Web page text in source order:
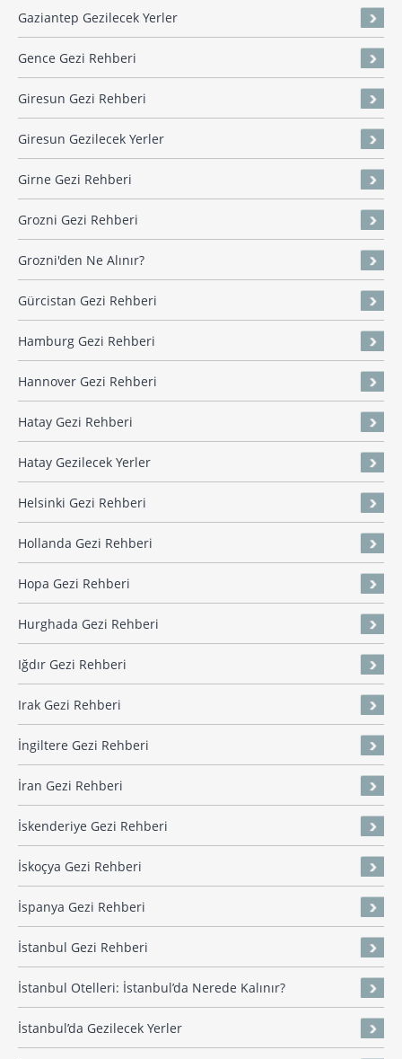
Gaziantep Gezilecek Yerler
Gence Gezi Rehberi
Giresun Gezi Rehberi
Giresun Gezilecek Yerler
Girne Gezi Rehberi
Grozni Gezi Rehberi
Grozni'den Ne Alınır?
Gürcistan Gezi Rehberi
Hamburg Gezi Rehberi
Hannover Gezi Rehberi
Hatay Gezi Rehberi
Hatay Gezilecek Yerler
Helsinki Gezi Rehberi
Hollanda Gezi Rehberi
Hopa Gezi Rehberi
Hurghada Gezi Rehberi
Iğdır Gezi Rehberi
Irak Gezi Rehberi
İngiltere Gezi Rehberi
İran Gezi Rehberi
İskenderiye Gezi Rehberi
İskoçya Gezi Rehberi
İspanya Gezi Rehberi
İstanbul Gezi Rehberi
İstanbul Otelleri: İstanbul’da Nerede Kalınır?
İstanbul’da Gezilecek Yerler